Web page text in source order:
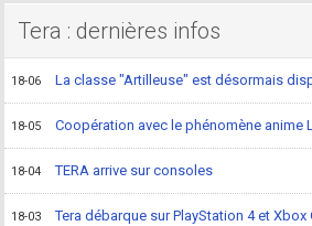
Tera : dernières infos
18-06 La classe "Artilleuse" est désormais
18-05 Coopération avec le phénomène anime
18-04 TERA arrive sur consoles
18-03 Tera débarque sur PlayStation 4 et Xbox